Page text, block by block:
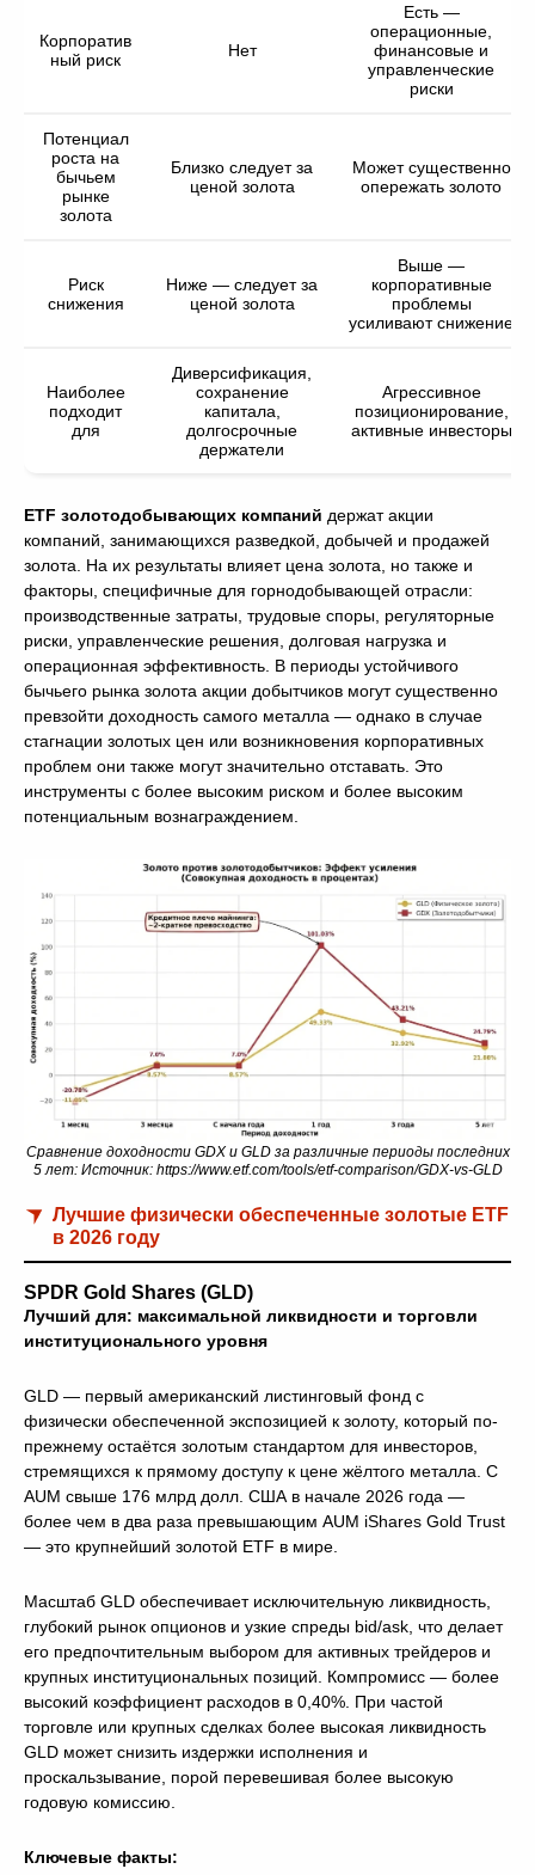
Корпоратив
ный риск
Нет
Есть —
операционные,
финансовые и
управленческие
риски
Потенциал
роста на
бычьем
рынке
золота
Близко следует за
ценой золота
Может существенно
опережать золото
Риск
снижения
Ниже — следует за
ценой золота
Выше —
корпоративные
проблемы
усиливают снижение
Наиболее
подходит
для
Диверсификация,
сохранение
капитала,
долгосрочные
держатели
Агрессивное
позиционирование,
активные инвесторы
ETF золотодобывающих компаний держат акции
компаний, занимающихся разведкой, добычей и продажей
золота. На их результаты влияет цена золота, но также и
факторы, специфичные для горнодобывающей отрасли:
производственные затраты, трудовые споры, регуляторные
риски, управленческие решения, долговая нагрузка и
операционная эффективность. В периоды устойчивого
бычьего рынка золота акции добытчиков могут существенно
превзойти доходность самого металла — однако в случае
стагнации золотых цен или возникновения корпоративных
проблем они также могут значительно отставать. Это
инструменты с более высоким риском и более высоким
потенциальным вознаграждением.
Сравнение доходности GDX и GLD за различные периоды последних
5 лет: Источник: https://www.etf.com/tools/etf-comparison/GDX-vs-GLD
Лучшие физически обеспеченные золотые ETF
в 2026 году
SPDR Gold Shares (GLD)
Лучший для: максимальной ликвидности и торговли
институционального уровня
GLD — первый американский листинговый фонд с
физически обеспеченной экспозицией к золоту, который по-
прежнему остаётся золотым стандартом для инвесторов,
стремящихся к прямому доступу к цене жёлтого металла. С
AUM свыше 176 млрд долл. США в начале 2026 года —
более чем в два раза превышающим AUM iShares Gold Trust
— это крупнейший золотой ETF в мире.
Масштаб GLD обеспечивает исключительную ликвидность,
глубокий рынок опционов и узкие спреды bid/ask, что делает
его предпочтительным выбором для активных трейдеров и
крупных институциональных позиций. Компромисс — более
высокий коэффициент расходов в 0,40%. При частой
торговле или крупных сделках более высокая ликвидность
GLD может снизить издержки исполнения и
проскальзывание, порой перевешивая более высокую
годовую комиссию.
Ключевые факты: